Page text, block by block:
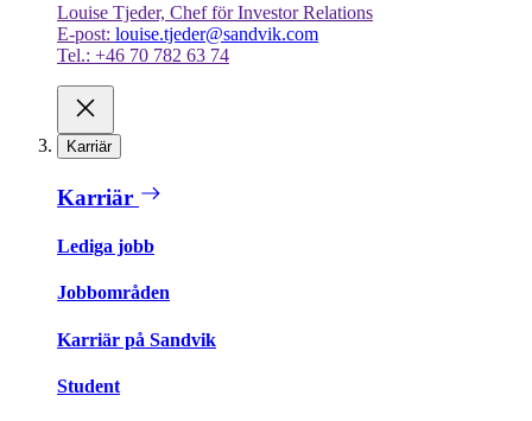
Louise Tjeder, Chef för Investor Relations
E-post: louise.tjeder@sandvik.com
Tel.: +46 70 782 63 74
Karriär
Karriär
Lediga jobb
Jobbområden
Karriär på Sandvik
Student